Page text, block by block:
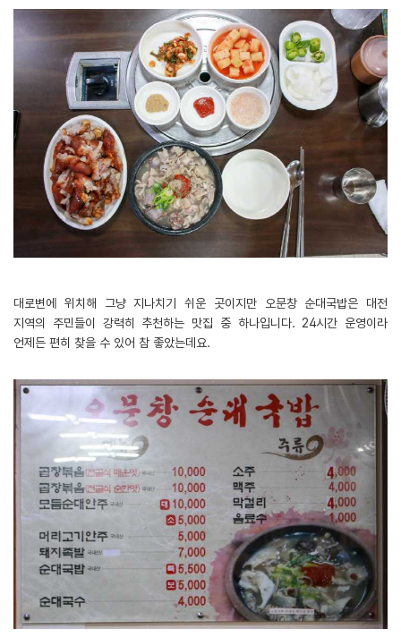
대로변에 위치해 그냥 지나치기 쉬운 곳이지만 오문창 순대국밥은 대전
지역의 주민들이 강력히 추천하는 맛집 중 하나입니다. 24시간 운영이라
언제든 편히 찾을 수 있어 참 좋았는데요.